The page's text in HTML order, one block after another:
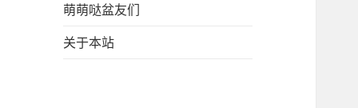
萌萌哒盆友们
关于本站